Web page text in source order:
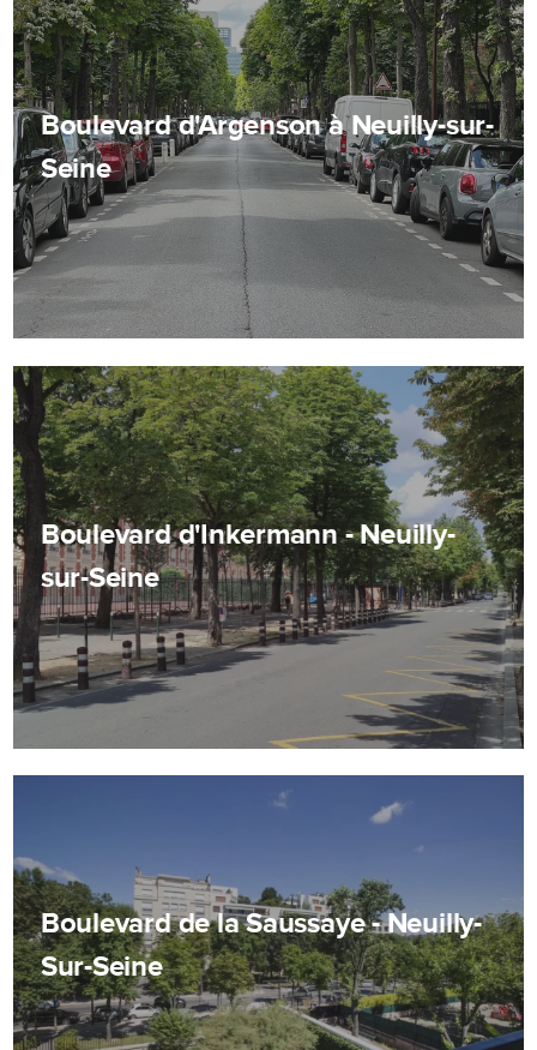
Boulevard d'Argenson à Neuilly-sur-
Seine
Boulevard d'Inkermann - Neuilly-
sur-Seine
Boulevard de la Saussaye - Neuilly-
Sur-Seine